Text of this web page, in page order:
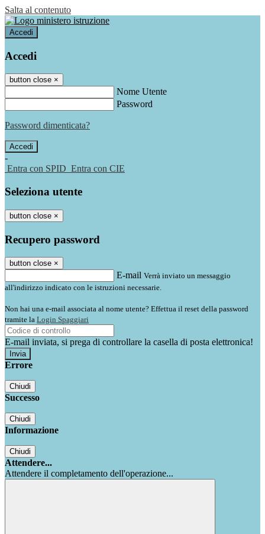
Salta al contenuto
Accedi
Accedi
button close ×
Nome Utente
Password
Password dimenticata?
-
Entra con SPID Entra con CIE
Seleziona utente
button close ×
Recupero password
button close ×
E-mail Verrà inviato un messaggio
all'indirizzo indicato con le istruzioni necessarie.
Non hai una e-mail associata al nome utente? Effettua il reset della password
tramite la Login Spaggiari
E-mail inviata, si prega di controllare la casella di posta elettronica!
Errore
Chiudi
Successo
Chiudi
Informazione
Chiudi
Attendere...
Attendere il completamento dell'operazione...